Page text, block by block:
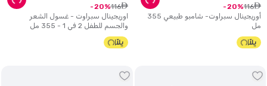
أوريجينال سبراوت- شامبو طبيعي 355
مل
ê
116
20
اوريجينال سبراوت - غسول الشعر
والجسم للطفل 2 في 1 - 355 مل
ê
116
20